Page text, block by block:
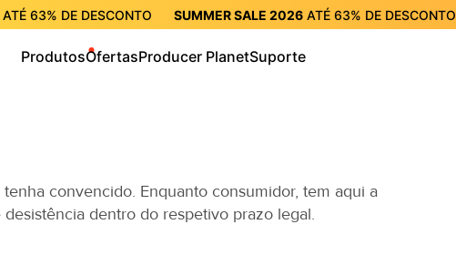
ATÉ 63% DE DESCONTO SUMMER SALE 2026 ATÉ 63% DE DESCONTO
ProdutosOfertasProducer PlanetSuporte